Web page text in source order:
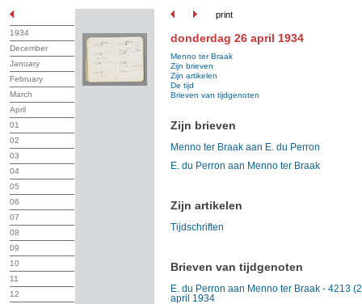
print
1934
December
January
February
March
April
01
02
03
04
05
06
07
08
09
10
11
12
donderdag 26 april 1934
Menno ter Braak
Zijn brieven
Zijn artikelen
De tijd
Brieven van tijdgenoten
Zijn brieven
Menno ter Braak aan E. du Perron
E. du Perron aan Menno ter Braak
Zijn artikelen
Tijdschriften
Brieven van tijdgenoten
E. du Perron aan Menno ter Braak - 4213
april 1934